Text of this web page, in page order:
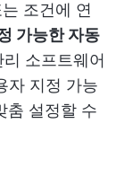
조건에 연
가능한 자동
소프트웨어
자 지정 가능
춤 설정할 수